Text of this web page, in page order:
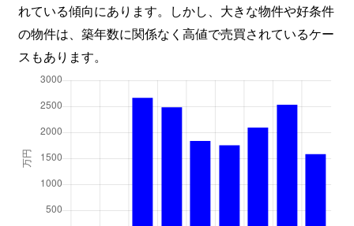
れている傾向にあります。しかし、大きな物件や好条件
の物件は、築年数に関係なく高値で売買されているケー
スもあります。